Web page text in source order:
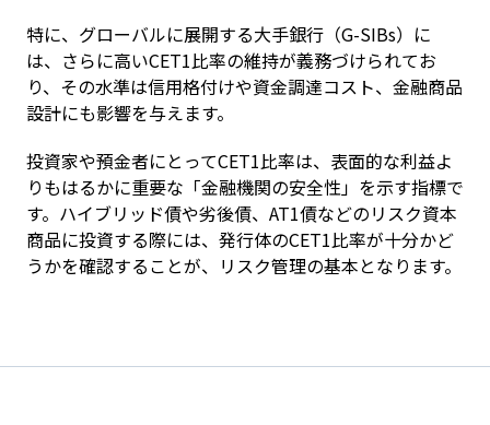
特に、グローバルに展開する大手銀行（G-SIBs）に
は、さらに高いCET1比率の維持が義務づけられてお
り、その水準は信用格付けや資金調達コスト、金融商品
設計にも影響を与えます。
投資家や預金者にとってCET1比率は、表面的な利益よ
りもはるかに重要な「金融機関の安全性」を示す指標で
す。ハイブリッド債や劣後債、AT1債などのリスク資本
商品に投資する際には、発行体のCET1比率が十分かど
うかを確認することが、リスク管理の基本となります。